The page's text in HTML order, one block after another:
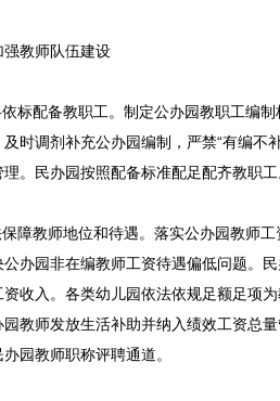
教师队伍建设
配备教职工。制定公办园教职工编制
及时调剂补充公办园编制，严禁“有编不
。民办园按照配备标准配足配齐教职
教师地位和待遇。落实公办园教师工
办园非在编教师工资待遇偏低问题。
资收入。各类幼儿园依法依规足额足项
园教师发放生活补助并纳入绩效工资总
园教师职称评聘通道。